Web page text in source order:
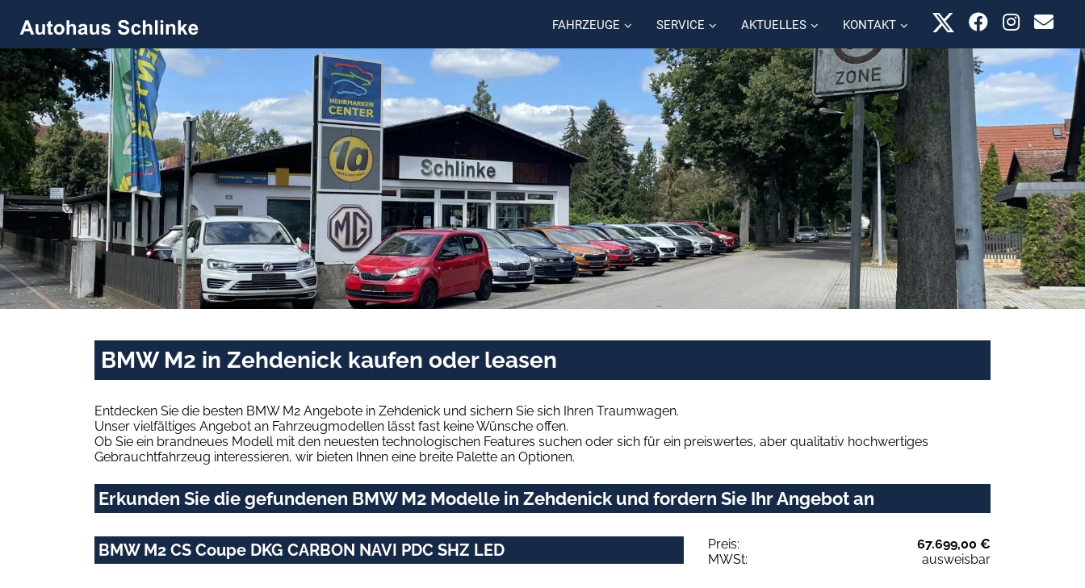
FAHRZEUGE SERVICE AKTUELLES KONTAKT
BMW M2 in Zehdenick kaufen oder leasen
Entdecken Sie die besten BMW M2 Angebote in Zehdenick und sichern Sie sich Ihren Traumwagen.
Unser vielfältiges Angebot an Fahrzeugmodellen lässt fast keine Wünsche offen.
Ob Sie ein brandneues Modell mit den neuesten technologischen Features suchen oder sich für ein preiswertes, aber qualitativ hochwertiges
Gebrauchtfahrzeug interessieren, wir bieten Ihnen eine breite Palette an Optionen.
Erkunden Sie die gefundenen BMW M2 Modelle in Zehdenick und fordern Sie Ihr Angebot an
BMW M2 CS Coupe DKG CARBON NAVI PDC SHZ LED Preis:
67.699,00 €
MWSt:
ausweisbar